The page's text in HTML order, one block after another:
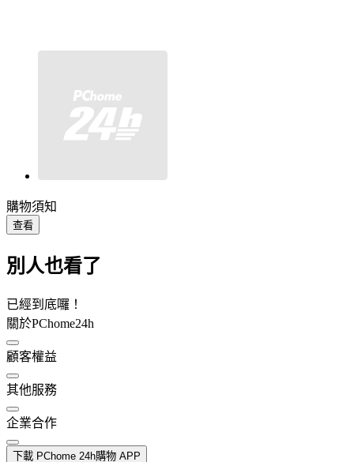
購物須知
查看
別人也看了
已經到底囉！
關於PChome24h
顧客權益
其他服務
企業合作
下載 PChome 24h購物 APP